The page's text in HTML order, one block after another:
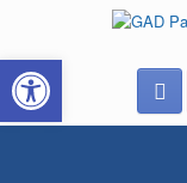
contenido
Abrir barra de